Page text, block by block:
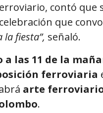
contó
que
fiesta”, señaló.
a las 11 de la
ferroviaria
arte ferroviario
.